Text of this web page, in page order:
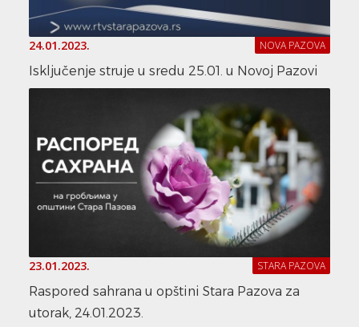
24.01.2023. NOVA PAZOVA
Isključenje struje u sredu 25.01. u Novoj Pazovi
23.01.2023. STARA PAZOVA
Raspored sahrana u opštini Stara Pazova za
utorak, 24.01.2023.